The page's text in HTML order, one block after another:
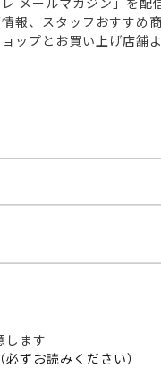
報、スタッフおすすめ
ップとお買い上げ店舗
します
ずお読みください）